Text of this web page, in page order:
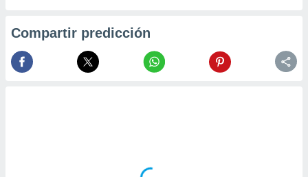
Compartir predicción